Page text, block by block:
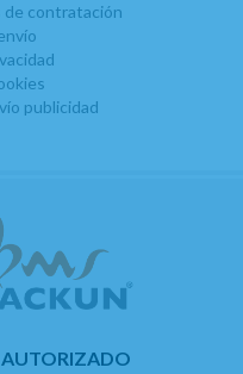
de contratación
publicidad
AUTORIZADO